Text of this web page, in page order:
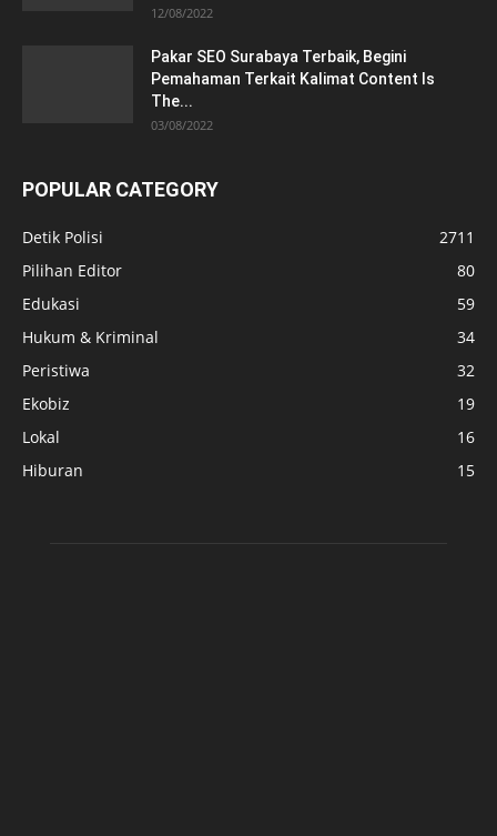
12/08/2022
Pakar SEO Surabaya Terbaik, Begini
Pemahaman Terkait Kalimat Content Is
The...
03/08/2022
POPULAR CATEGORY
Detik Polisi
2711
Pilihan Editor
80
Edukasi
59
Hukum & Kriminal
34
Peristiwa
32
Ekobiz
19
Lokal
16
Hiburan
15